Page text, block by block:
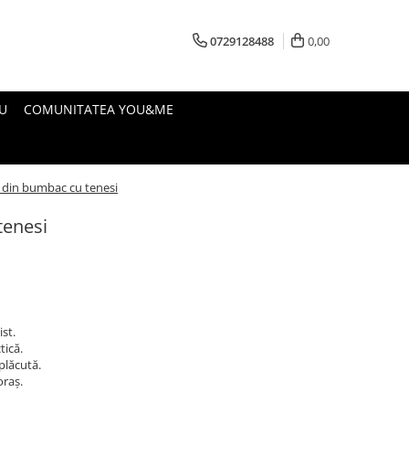
0729128488 0,00
COMUNITATEA YOU&ME
bumbac cu tenesi